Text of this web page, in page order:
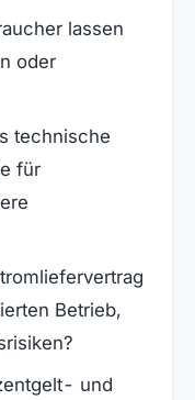
lassen
oder
technische
für
Betrieb,
und